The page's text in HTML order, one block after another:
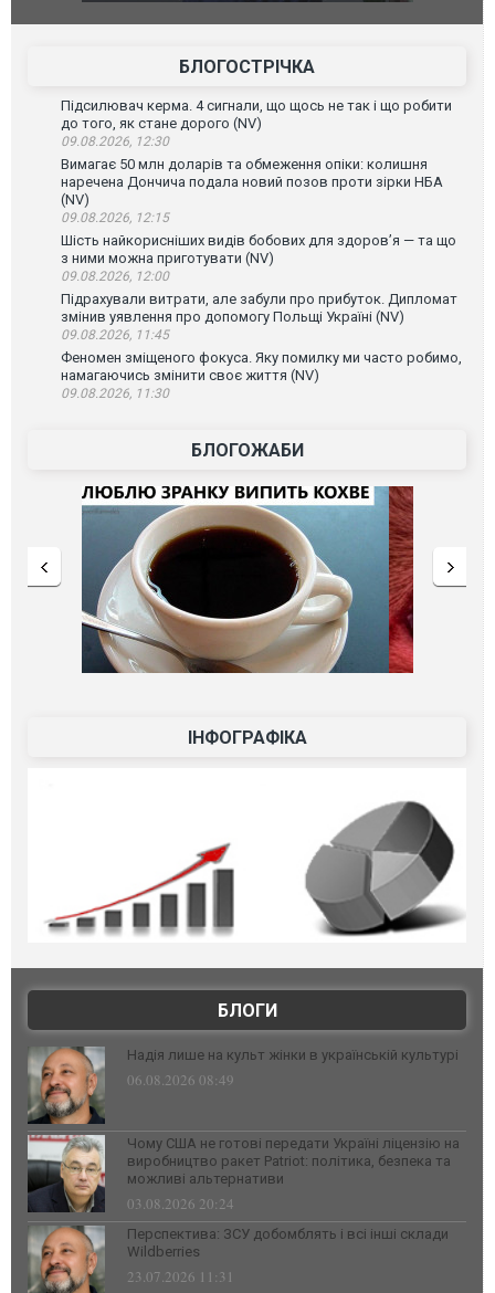
БЛОГОСТРІЧКА
Підсилювач керма. 4 сигнали, що щось не так і що робити
до того, як стане дорого (NV)
09.08.2026, 12:30
Вимагає 50 млн доларів та обмеження опіки: колишня
наречена Дончича подала новий позов проти зірки НБА
(NV)
09.08.2026, 12:15
Шість найкорисніших видів бобових для здоров’я — та що
з ними можна приготувати (NV)
09.08.2026, 12:00
Підрахували витрати, але забули про прибуток. Дипломат
змінив уявлення про допомогу Польщі Україні (NV)
09.08.2026, 11:45
Феномен зміщеного фокуса. Яку помилку ми часто робимо,
намагаючись змінити своє життя (NV)
09.08.2026, 11:30
БЛОГОЖАБИ
ІНФОГРАФІКА
БЛОГИ
Надія лише на культ жінки в українській культурі
06.08.2026 08:49
Чому США не готові передати Україні ліцензію на
виробництво ракет Patriot: політика, безпека та
можливі альтернативи
03.08.2026 20:24
Перспектива: ЗСУ добомблять і всі інші склади
Wildberries
23.07.2026 11:31